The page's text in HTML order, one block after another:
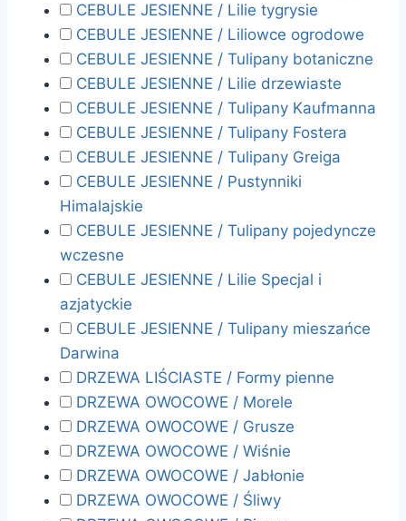
CEBULE JESIENNE / Lilie tygrysie
CEBULE JESIENNE / Liliowce ogrodowe
CEBULE JESIENNE / Tulipany botaniczne
CEBULE JESIENNE / Lilie drzewiaste
CEBULE JESIENNE / Tulipany Kaufmanna
CEBULE JESIENNE / Tulipany Fostera
CEBULE JESIENNE / Tulipany Greiga
CEBULE JESIENNE / Pustynniki
Himalajskie
CEBULE JESIENNE / Tulipany pojedyncze
wczesne
CEBULE JESIENNE / Lilie Specjal i
azjatyckie
CEBULE JESIENNE / Tulipany mieszańce
Darwina
DRZEWA LIŚCIASTE / Formy pienne
DRZEWA OWOCOWE / Morele
DRZEWA OWOCOWE / Grusze
DRZEWA OWOCOWE / Wiśnie
DRZEWA OWOCOWE / Jabłonie
DRZEWA OWOCOWE / Śliwy